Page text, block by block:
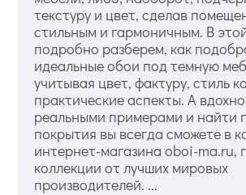
текстуру и цвет, сделав
стильным и гармоничным. В
подробно разберем, как
идеальные обои под темную
учитывая цвет, фактуру, стиль
практические аспекты. А
реальными примерами и найти
покрытия вы всегда сможете в
интернет-магазина oboi-ma.ru,
коллекции от лучших мировых
производителей. ...